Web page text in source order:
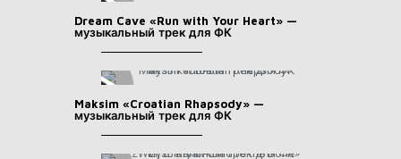
Dream Cave «Run with Your Heart» —
музыкальный трек для ФК
Maksim «Croatian Rhapsody» —
музыкальный трек для ФК